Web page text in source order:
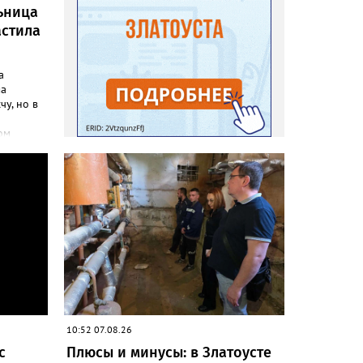
но в
своим
10:52 07.08.26
Плюсы и минусы: в Златоусте